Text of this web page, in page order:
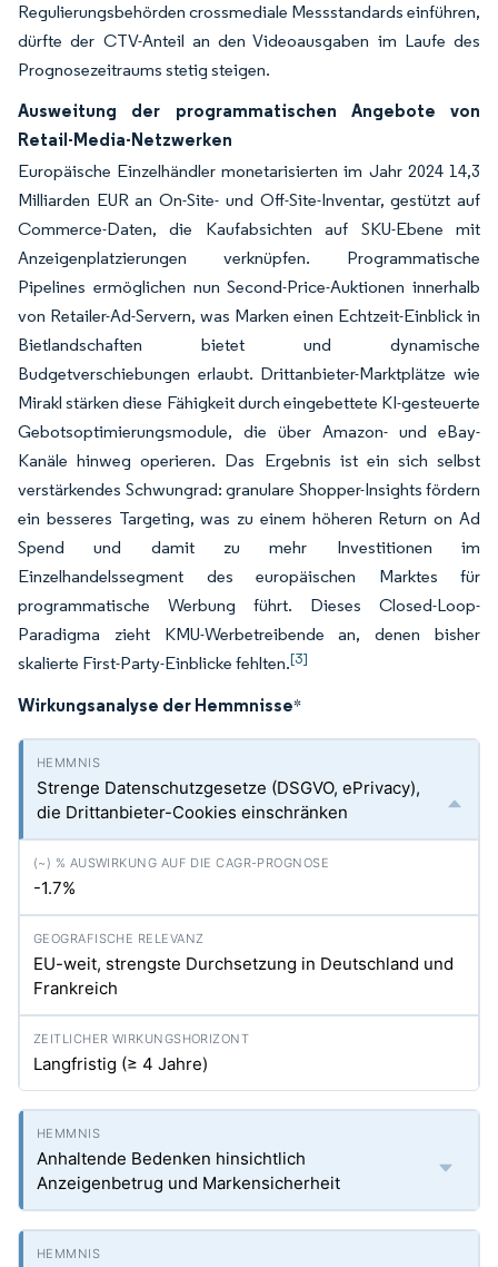
Regulierungsbehörden crossmediale Messstandards einführen,
dürfte der CTV-Anteil an den Videoausgaben im Laufe des
Prognosezeitraums stetig steigen.
Ausweitung der programmatischen Angebote von
Retail-Media-Netzwerken
Europäische Einzelhändler monetarisierten im Jahr 2024 14,3
Milliarden EUR an On-Site- und Off-Site-Inventar, gestützt auf
Commerce-Daten, die Kaufabsichten auf SKU-Ebene mit
Anzeigenplatzierungen verknüpfen. Programmatische
Pipelines ermöglichen nun Second-Price-Auktionen innerhalb
von Retailer-Ad-Servern, was Marken einen Echtzeit-Einblick in
Bietlandschaften bietet und dynamische
Budgetverschiebungen erlaubt. Drittanbieter-Marktplätze wie
Mirakl stärken diese Fähigkeit durch eingebettete KI-gesteuerte
Gebotsoptimierungsmodule, die über Amazon- und eBay-
Kanäle hinweg operieren. Das Ergebnis ist ein sich selbst
verstärkendes Schwungrad: granulare Shopper-Insights fördern
ein besseres Targeting, was zu einem höheren Return on Ad
Spend und damit zu mehr Investitionen im
Einzelhandelssegment des europäischen Marktes für
programmatische Werbung führt. Dieses Closed-Loop-
Paradigma zieht KMU-Werbetreibende an, denen bisher
skalierte First-Party-Einblicke fehlten.[3]
Wirkungsanalyse der Hemmnisse*
Strenge Datenschutzgesetze (DSGVO, ePrivacy),
die Drittanbieter-Cookies einschränken
-1.7%
EU-weit, strengste Durchsetzung in Deutschland und
Frankreich
Langfristig (≥ 4 Jahre)
Anhaltende Bedenken hinsichtlich
Anzeigenbetrug und Markensicherheit